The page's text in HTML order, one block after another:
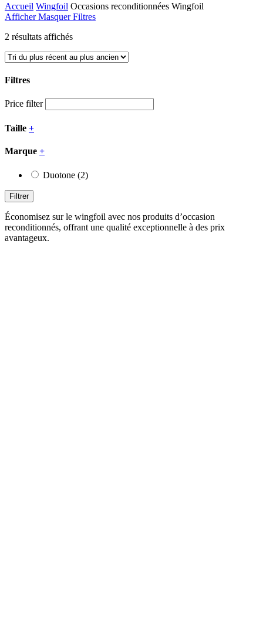
Accueil Wingfoil Occasions reconditionnées Wingfoil
Afficher Masquer Filtres
2 résultats affichésTrié
plus
ancien
Filtres
Close
Price filter
Taille +
Marque +
Duotone (2)
Filtrer
Économisez sur le wingfoil avec nos produits d’occasion
reconditionnés, offrant une qualité exceptionnelle à des prix
avantageux.